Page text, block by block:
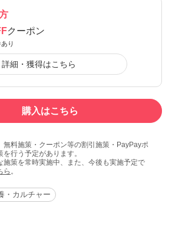
クーポン
り
詳細・獲得はこちら
購入はこちら
無料施策・クーポン等の割引施策・PayPayポ
行う予定があります。
施策を常時実施中、また、今後も実施予定で
ら 。
カルチャー